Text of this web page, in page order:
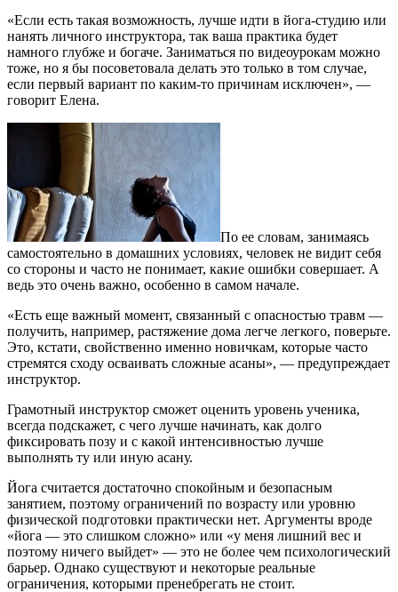
«Если есть такая возможность, лучше идти в йога-студию или
нанять личного инструктора, так ваша практика будет
намного глубже и богаче. Заниматься по видеоурокам можно
тоже, но я бы посоветовала делать это только в том случае,
если первый вариант по каким-то причинам исключен», —
говорит Елена.
По ее словам, занимаясь
самостоятельно в домашних условиях, человек не видит себя
со стороны и часто не понимает, какие ошибки совершает. А
ведь это очень важно, особенно в самом начале.
«Есть еще важный момент, связанный с опасностью травм —
получить, например, растяжение дома легче легкого, поверьте.
Это, кстати, свойственно именно новичкам, которые часто
стремятся сходу осваивать сложные асаны», — предупреждает
инструктор.
Грамотный инструктор сможет оценить уровень ученика,
всегда подскажет, с чего лучше начинать, как долго
фиксировать позу и с какой интенсивностью лучше
выполнять ту или иную асану.
Йога считается достаточно спокойным и безопасным
занятием, поэтому ограничений по возрасту или уровню
физической подготовки практически нет. Аргументы вроде
«йога — это слишком сложно» или «у меня лишний вес и
поэтому ничего выйдет» — это не более чем психологический
барьер. Однако существуют и некоторые реальные
ограничения, которыми пренебрегать не стоит.